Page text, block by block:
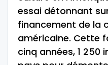
essai détonnant
financement de la
américaine. Cette
cinq années, 1 250